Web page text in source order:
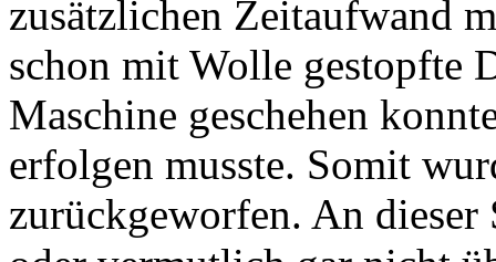
zusätzlichen Zeitaufwand
schon mit Wolle gestopfte
Maschine geschehen
erfolgen musste. Somit
zurückgeworfen. An